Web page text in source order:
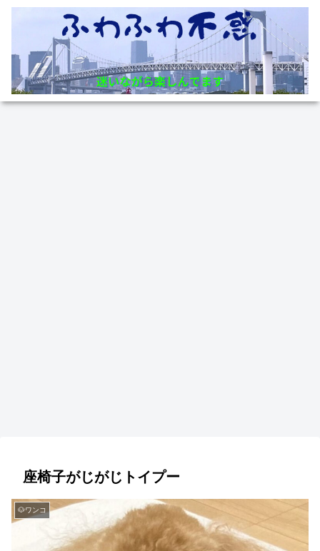
座椅子がじがじトイプー
🐶ワンコ